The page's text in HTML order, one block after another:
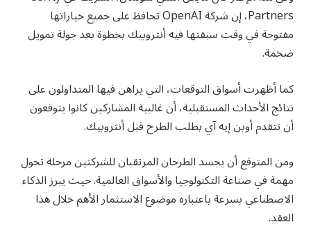
Partners، إن شركة OpenAI تحافظ على جميع خياراتها
مفتوحة في وقت سبقتها فيه أنثروبيك بخطوة بعد جولة تمويل
ضخمة.
كما أظهرت أسواق التوقعات، التي يراهن فيها المتداولون على
نتائج الأحداث المستقبلية، أن غالبية المشاركين كانوا يتوقعون
أن تتقدم أوبن إيه آي بطلب الطرح قبل أنثروبيك.
ومن المتوقع أن يجسد الطرحان المرتقبان للشركتين مرحلة تحول
مهمة في صناعة التكنولوجيا والأسواق العالمية. حيث يبرز الذكاء
الاصطناعي بسرعة باعتباره موضوع الاستثمار الأهم خلال هذا
العقد.